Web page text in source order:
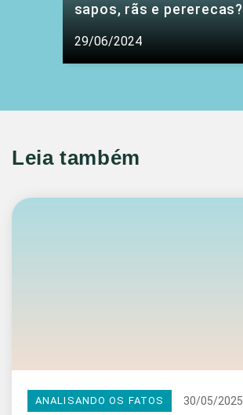
sapos, rãs e pererecas?
29/06/2024
Leia também
ANALISANDO OS FATOS 30/05/2025